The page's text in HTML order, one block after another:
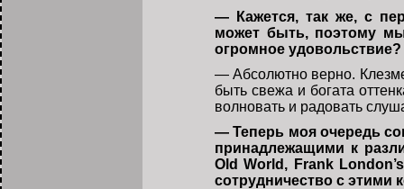
— Кажется, так же, с
может быть, поэтому
огромное удовольствие?
— Абсолютно верно.
быть свежа и богата
волновать и радовать
— Теперь моя очередь
принадлежащими к
Old World, Frank
сотрудничество с этими